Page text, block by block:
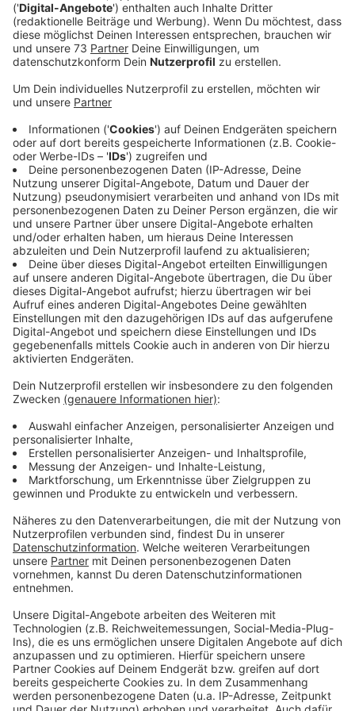
Veröffentlicht:Montag, 29.06.2020 06:42
Anzeige
Gemäuer und Wassergräben wurden
freigelegt
Anzeige
Denn dort wo das Kaufhaus stand kamen jetzt
Überreste eines Schlosses zum Vorschein. Gemäuer
und Wassergräben wurden genauso freigelegt, wie
Fundstücke entdeckt, die die das Leben auf einem
Adelssitz zu Beginn der Frühen Neuzeit zum Greifen
nahe bringen. Gronau präsentiert heute (29.06) was
gefunden wurde. Um 12 Uhr am Grabungsgelände.
Anzeige
C. Golüke / Archäologie am Hellweg eG
Die Reste des Bergfrieds werden abgedeckt.
Anzeige
©F. Herrmann / Archäologie am Hellweg eG
Reste der Ringmauer am Brückenkopf.